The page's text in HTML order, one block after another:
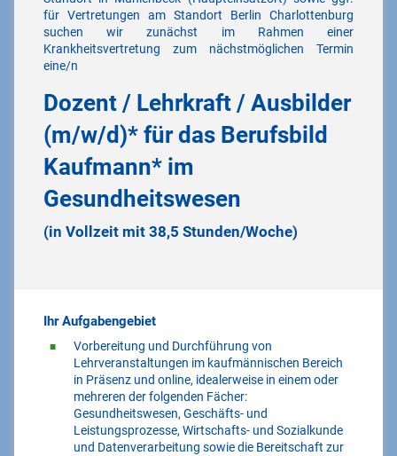
für Vertretungen am Standort Berlin Charlottenburg
suchen wir zunächst im Rahmen einer
Krankheitsvertretung zum nächstmöglichen Termin
eine/n
Dozent / Lehrkraft / Ausbilder
(m/w/d)* für das Berufsbild
Kaufmann* im
Gesundheitswesen
(in Vollzeit mit 38,5 Stunden/Woche)
Ihr Aufgabengebiet
Vorbereitung und Durchführung von
Lehrveranstaltungen im kaufmännischen Bereich
in Präsenz und online, idealerweise in einem oder
mehreren der folgenden Fächer:
Gesundheitswesen, Geschäfts- und
Leistungsprozesse, Wirtschafts- und Sozialkunde
und Datenverarbeitung sowie die Bereitschaft zur